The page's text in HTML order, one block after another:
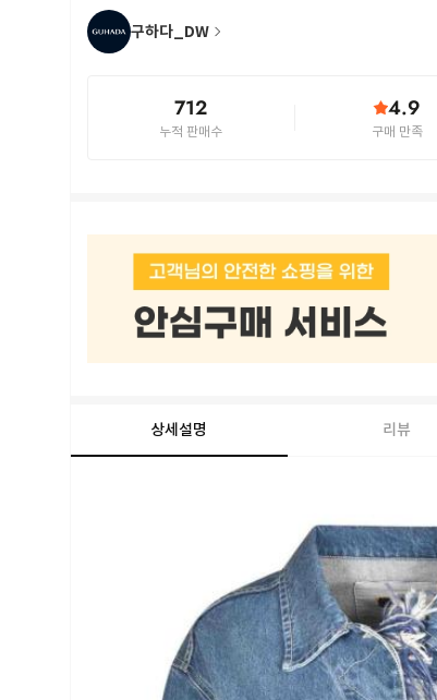
구하다_DW
712
누적 판매수
4.9
구매 만족
상세설명 리뷰